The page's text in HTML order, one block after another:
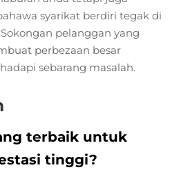
syarikat berdiri tegak di
pelanggan yang
perbezaan besar
sebarang masalah.
terbaik untuk
tinggi?